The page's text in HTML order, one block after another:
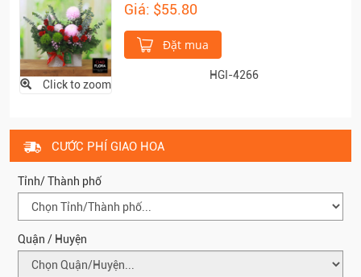
Click to zoom
Giá: $55.80
Đặt mua
HGI-4266
CƯỚC PHÍ GIAO HOA
Tỉnh/ Thành phố
Quận / Huyện